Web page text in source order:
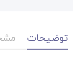
توضیحات